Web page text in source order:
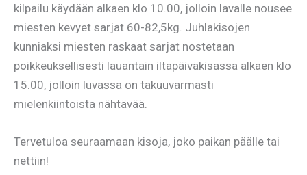
kilpailu käydään alkaen klo 10.00, jolloin lavalle nousee
miesten kevyet sarjat 60-82,5kg. Juhlakisojen
kunniaksi miesten raskaat sarjat nostetaan
poikkeuksellisesti lauantain iltapäiväkisassa alkaen klo
15.00, jolloin luvassa on takuuvarmasti
mielenkiintoista nähtävää.
Tervetuloa seuraamaan kisoja, joko paikan päälle tai
nettiin!